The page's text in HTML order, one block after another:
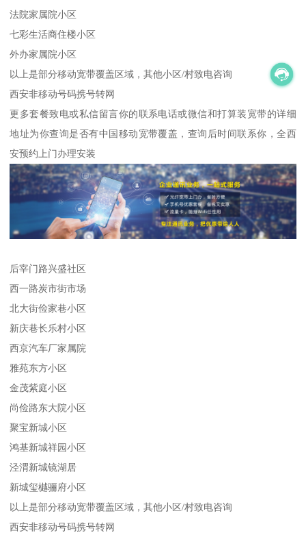
法院家属院小区
七彩生活商住楼小区
外办家属院小区
以上是部分移动宽带覆盖区域，其他小区/村致电咨询
西安非移动号码携号转网
更多套餐致电或私信留言你的联系电话或微信和打算装宽带的详细
地址为你查询是否有中国移动宽带覆盖，查询后时间联系你，全西
安预约上门办理安装
后宰门路兴盛社区
西一路炭市街市场
北大街俭家巷小区
新庆巷长乐村小区
西京汽车厂家属院
雅苑东方小区
金茂紫庭小区
尚俭路东大院小区
聚宝新城小区
鸿基新城祥园小区
泾渭新城镜湖居
新城玺樾骊府小区
以上是部分移动宽带覆盖区域，其他小区/村致电咨询
西安非移动号码携号转网